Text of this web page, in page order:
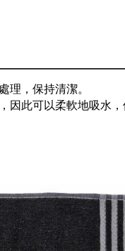
理，保持清潔。
因此可以柔軟地吸水